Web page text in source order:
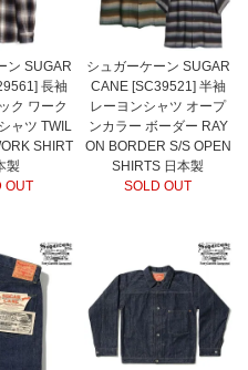
ン SUGAR
長袖
ク ワーク
ャツ TWIL
SHIRT
製
OUT
シュガーケーン SUGAR
CANE [SC39521] 半袖
レーヨンシャツ オープ
ンカラー ボーダー RAY
ON BORDER S/S OPEN
SHIRTS 日本製
SOLD OUT